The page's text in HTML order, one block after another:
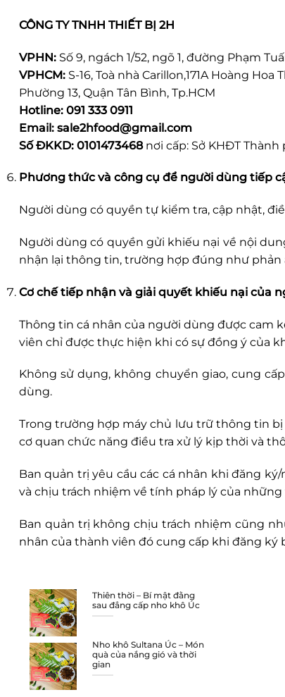
CÔNG TY TNHH THIẾT BỊ 2H
VPHN: Số 9, ngách 1/52, ngõ 1, đường Phạm
VPHCM: S-16, Toà nhà Carillon,171A Hoàng Hoa
Phường 13, Quận Tân Bình, Tp.HCM
Hotline: 091 333 0911
Email: sale2hfood@gmail.com
Số ĐKKD: 0101473468 nơi cấp: Sở KHĐT Thành
Phương thức và công cụ để người dùng tiếp
Người dùng có quyền tự kiểm tra, cập nhật,
Người dùng có quyền gửi khiếu nại về nội
nhận lại thông tin, trường hợp đúng như
Cơ chế tiếp nhận và giải quyết khiếu nại của
Thông tin cá nhân của người dùng được cam
viên chỉ được thực hiện khi có sự đồng ý của
Không sử dụng, không chuyển giao, cung
dùng.
Trong trường hợp máy chủ lưu trữ thông tin
cơ quan chức năng điều tra xử lý kịp thời và
Ban quản trị yêu cầu các cá nhân khi đăng
và chịu trách nhiệm về tính pháp lý của
Ban quản trị không chịu trách nhiệm cũng
nhân của thành viên đó cung cấp khi đăng ký
Thiên thời – Bí mật đằng
sau đẳng cấp nho khô Úc
Nho khô Sultana Úc – Món
quà của nắng gió và thời
gian